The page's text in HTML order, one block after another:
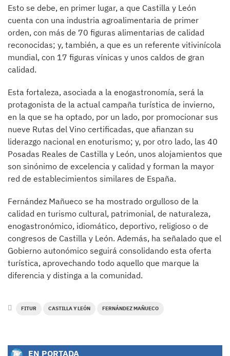
Esto se debe, en primer lugar, a que Castilla y León
cuenta con una industria agroalimentaria de primer
orden, con más de 70 figuras alimentarias de calidad
reconocidas; y, también, a que es un referente vitivinícola
mundial, con 17 figuras vínicas y unos caldos de gran
calidad.
Esta fortaleza, asociada a la enogastronomía, será la
protagonista de la actual campaña turística de invierno,
en la que se ha optado, por un lado, por promocionar sus
nueve Rutas del Vino certificadas, que afianzan su
liderazgo nacional en enoturismo; y, por otro lado, las 40
Posadas Reales de Castilla y León, unos alojamientos que
son sinónimo de excelencia y calidad y forman la mayor
red de establecimientos similares de España.
Fernández Mañueco se ha mostrado orgulloso de la
calidad en turismo cultural, patrimonial, de naturaleza,
enogastronómico, idiomático, deportivo, religioso o de
congresos de Castilla y León. Además, ha señalado que el
Gobierno autonómico seguirá consolidando esta oferta
turística, aprovechando todo aquello que marque la
diferencia y distinga a la comunidad.
FITUR CASTILLA Y LEÓN FERNÁNDEZ MAÑUECO
EN PORTADA